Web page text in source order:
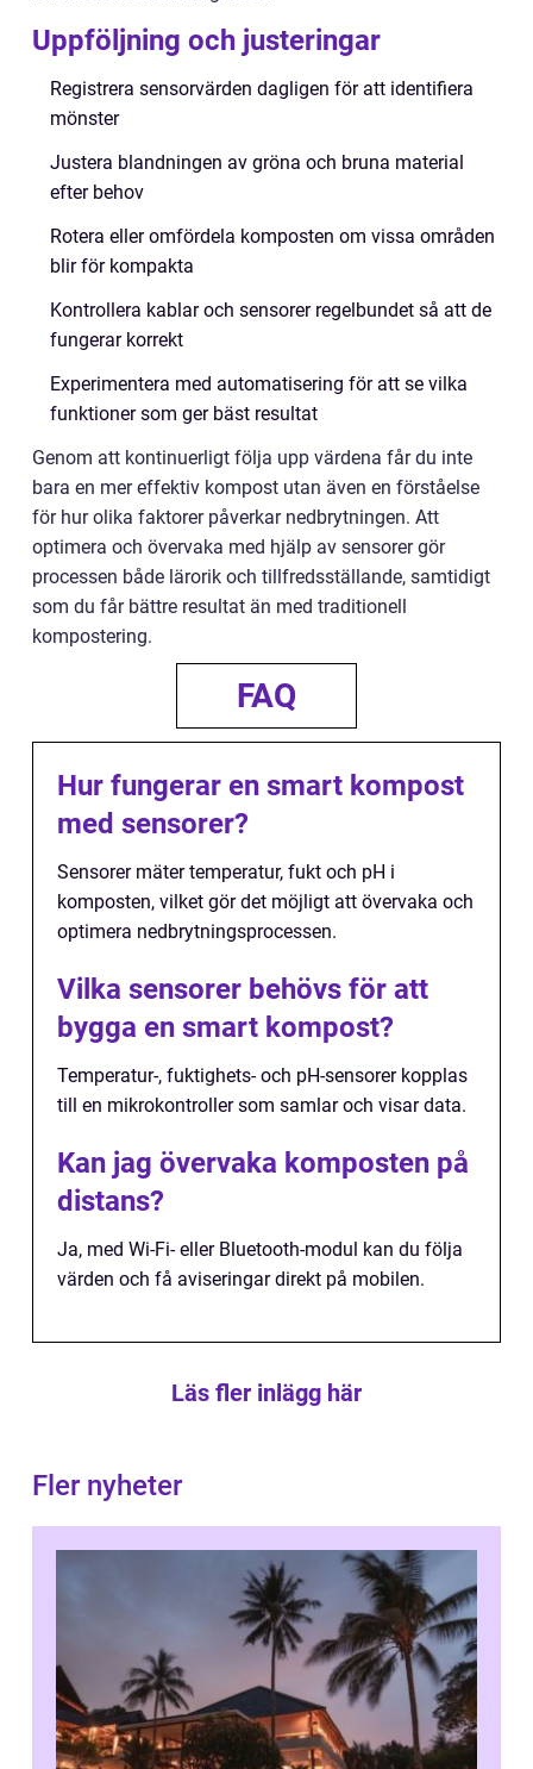
Uppföljning och justeringar
Registrera sensorvärden dagligen för att identifiera
mönster
Justera blandningen av gröna och bruna material
efter behov
Rotera eller omfördela komposten om vissa områden
blir för kompakta
Kontrollera kablar och sensorer regelbundet så att de
fungerar korrekt
Experimentera med automatisering för att se vilka
funktioner som ger bäst resultat
Genom att kontinuerligt följa upp värdena får du inte
bara en mer effektiv kompost utan även en förståelse
för hur olika faktorer påverkar nedbrytningen. Att
optimera och övervaka med hjälp av sensorer gör
processen både lärorik och tillfredsställande, samtidigt
som du får bättre resultat än med traditionell
kompostering.
FAQ
Hur fungerar en smart kompost
med sensorer?
Sensorer mäter temperatur, fukt och pH i
komposten, vilket gör det möjligt att övervaka och
optimera nedbrytningsprocessen.
Vilka sensorer behövs för att
bygga en smart kompost?
Temperatur-, fuktighets- och pH-sensorer kopplas
till en mikrokontroller som samlar och visar data.
Kan jag övervaka komposten på
distans?
Ja, med Wi-Fi- eller Bluetooth-modul kan du följa
värden och få aviseringar direkt på mobilen.
Läs fler inlägg här
Fler nyheter